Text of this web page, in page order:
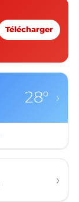
Télécharger
28° ›
›